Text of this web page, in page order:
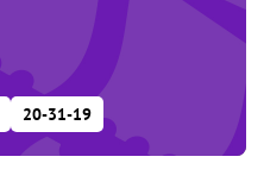
20-31-19